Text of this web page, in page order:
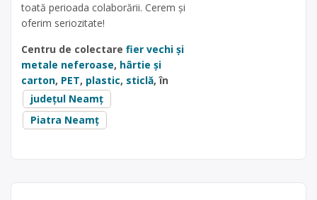
toată perioada colaborării. Cerem și
oferim seriozitate!
Centru de colectare fier vechi și
metale neferoase, hârtie și
carton, PET, plastic, sticlă, în
județul Neamț
Piatra Neamț